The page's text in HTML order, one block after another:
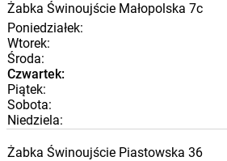
Żabka Świnoujście Małopolska 7c
Poniedziałek:
Wtorek:
Środa:
Czwartek:
Piątek:
Sobota:
Niedziela:
Żabka Świnoujście Piastowska 36